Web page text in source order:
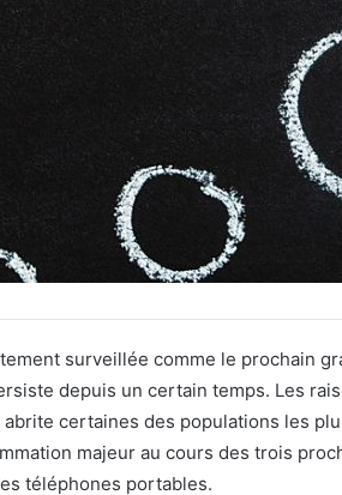
surveillée comme le prochain
depuis un certain temps. Les
certaines des populations les
majeur au cours des trois
téléphones portables.